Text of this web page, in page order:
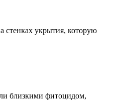
стенках укрытия, которую
близкими фитоцидом,